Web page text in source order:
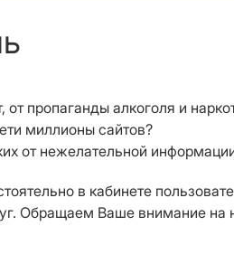
пропаганды алкоголя и
миллионы сайтов?
от нежелательной
в кабинете
Обращаем Ваше внимание на